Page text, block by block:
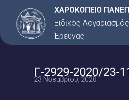
Μετάβαση
περιεχόμενο
ΧΑΡΟΚΟΠΕΙΟ
Ειδικός
Έρευνας
Γ-2929-2020/
23 Νοεμβρίου, 2020